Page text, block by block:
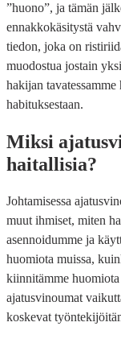
”huono”, ja tämän
ennakkokäsitystä
tiedon, joka on
muodostua jostain
hakijan
habituksestaan.
Miksi
haitallisia?
Johtamisessa
muut ihmiset, miten
asennoidumme ja
huomiota muissa,
kiinnitämme huomiota
ajatusvinoumat
koskevat